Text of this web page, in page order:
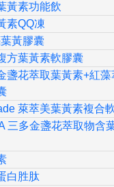
黃素功能飲
素QQ凍
黃膠囊
方葉黃素軟膠囊
盞花萃取葉黃素+紅
萊萃美葉黃素複合
三多金盞花萃取物含
白胜肽